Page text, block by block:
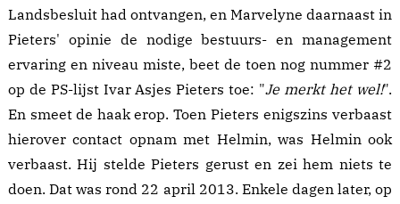
Landsbesluit had ontvangen, en Marvelyne daarnaast in
Pieters' opinie de nodige bestuurs- en management
ervaring en niveau miste, beet de toen nog nummer #2
op de PS-lijst Ivar Asjes Pieters toe: "Je merkt het wel!".
En smeet de haak erop. Toen Pieters enigszins verbaast
hierover contact opnam met Helmin, was Helmin ook
verbaast. Hij stelde Pieters gerust en zei hem niets te
doen. Dat was rond 22 april 2013. Enkele dagen later, op